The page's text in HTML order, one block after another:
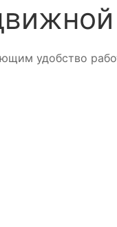
удобство